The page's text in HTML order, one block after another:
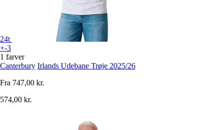
24t
+-3
1 farver
Canterbury Irlands Udebane Trøje 2025/26
Fra 747,00 kr.
574,00 kr.